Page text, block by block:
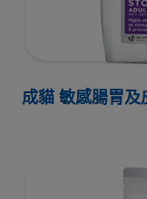
成貓 敏感腸胃